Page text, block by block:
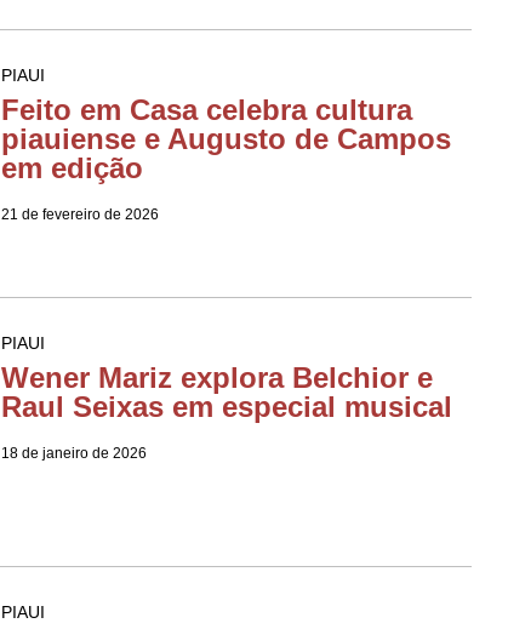
PIAUI
Feito em Casa celebra cultura
piauiense e Augusto de Campos
em edição
21 de fevereiro de 2026
PIAUI
Wener Mariz explora Belchior e
Raul Seixas em especial musical
18 de janeiro de 2026
PIAUI